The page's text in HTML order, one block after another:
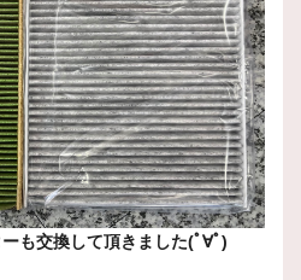
も交換して頂きました(ﾟ∀ﾟ)